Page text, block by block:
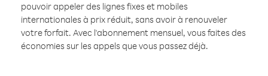
pouvoir appeler des lignes fixes et mobiles
internationales à prix réduit, sans avoir à renouveler
votre forfait. Avec l'abonnement mensuel, vous faites des
économies sur les appels que vous passez déjà.